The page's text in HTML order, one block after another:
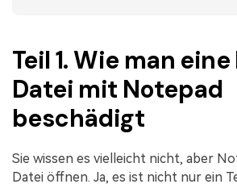
Teil 1. Wie man eine
Datei mit Notepad
beschädigt
Sie wissen es vielleicht nicht, aber
Datei öffnen. Ja, es ist nicht nur ein